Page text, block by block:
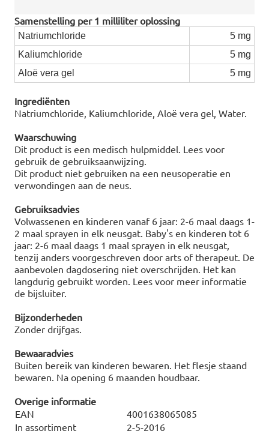
Samenstelling per 1 milliliter oplossing
Natriumchloride
5 mg
Kaliumchloride
5 mg
Aloë vera gel
5 mg
Ingrediënten
Natriumchloride, Kaliumchloride, Aloë vera gel, Water.
Waarschuwing
Dit product is een medisch hulpmiddel. Lees voor
gebruik de gebruiksaanwijzing.
Dit product niet gebruiken na een neusoperatie en
verwondingen aan de neus.
Gebruiksadvies
Volwassenen en kinderen vanaf 6 jaar: 2-6 maal daags 1-
2 maal sprayen in elk neusgat. Baby's en kinderen tot 6
jaar: 2-6 maal daags 1 maal sprayen in elk neusgat,
tenzij anders voorgeschreven door arts of therapeut. De
aanbevolen dagdosering niet overschrijden. Het kan
langdurig gebruikt worden. Lees voor meer informatie
de bijsluiter.
Bijzonderheden
Zonder drijfgas.
Bewaaradvies
Buiten bereik van kinderen bewaren. Het flesje staand
bewaren. Na opening 6 maanden houdbaar.
Overige informatie
EAN
4001638065085
In assortiment
2-5-2016